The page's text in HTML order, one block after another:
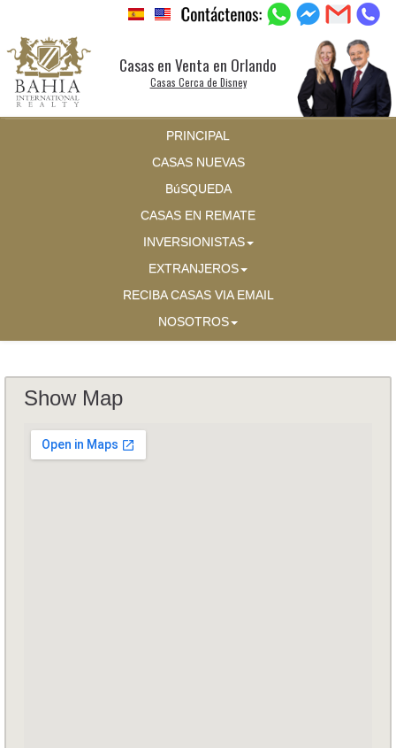
Casas en Venta en Orlando
Casas Cerca de Disney
PRINCIPAL
CASAS NUEVAS
BúSQUEDA
CASAS EN REMATE
INVERSIONISTAS
EXTRANJEROS
RECIBA CASAS VIA EMAIL
NOSOTROS
Show Map